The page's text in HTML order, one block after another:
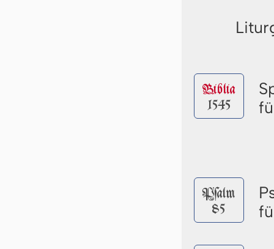
Biblia
1545
Pſalm
85